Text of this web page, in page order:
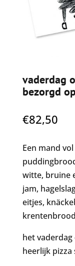
vaderdag
bezorgd
€82,50
Een mand
witte, bruine
jam,
eitjes,
het
heerlijk